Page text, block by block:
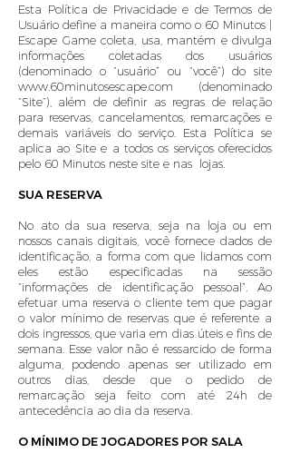
Esta Política de Privacidade e de Termos de
Usuário define a maneira como o 60 Minutos |
Escape Game coleta, usa, mantém e divulga
informações coletadas dos usuários
(denominado o “usuário” ou “você”) do site
www.60minutosescape.com (denominado
“Site”), além de definir as regras de relação
para reservas, cancelamentos, remarcações e
demais variáveis do serviço. Esta Política se
aplica ao Site e a todos os serviços oferecidos
pelo 60 Minutos neste site e nas lojas.
SUA RESERVA
No ato da sua reserva, seja na loja ou em
nossos canais digitais, você fornece dados de
identificação, a forma com que lidamos com
eles estão especificadas na sessão
“informações de identificação pessoal”. Ao
efetuar uma reserva o cliente tem que pagar
o valor mínimo de reservas que é referente a
dois ingressos, que varia em dias úteis e fins de
semana. Esse valor não é ressarcido de forma
alguma, podendo apenas ser utilizado em
outros dias, desde que o pedido de
remarcação seja feito com até 24h de
antecedência ao dia da reserva.
O MÍNIMO DE JOGADORES POR SALA